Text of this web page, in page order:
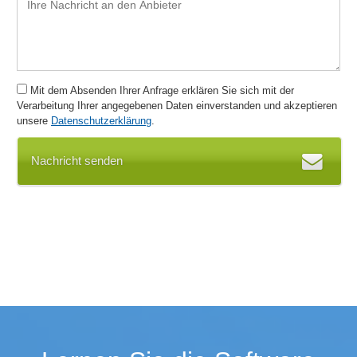
Tagesabschluss
Touchscreen
Umsatzhitlisten
Umsatzlisten
Warenwirtschaft
Zahlungsausgänge
Mit dem Absenden Ihrer Anfrage erklären Sie sich mit der
Verarbeitung Ihrer angegebenen Daten einverstanden und akzeptieren
unsere Datenschutzerklärung.
Nachricht senden